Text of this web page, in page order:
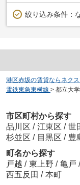
絞り込み条件：
港区赤坂の賃貸ならネク
電鉄東急東横線 > 都立大
市区町村から探す
品川区 / 江東区 / 世
杉並区 / 目黒区 / 豊
町名から探す
戸越 / 東上野 / 亀戸 /
西五反田 / 本町